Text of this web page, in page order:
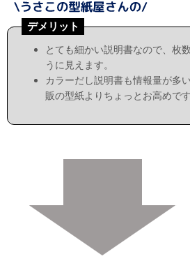
デメリット
とても細かい説明書なので、枚
うに見えます。
カラーだし説明書も情報量が多
販の型紙よりちょっとお高めです